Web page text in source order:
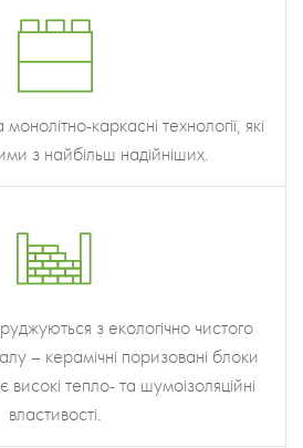
каркасні технології, які
з найбільш надійніших.
з екологічно чистого
– керамічні поризовані блоки
тепло- та шумоізоляційні
властивості.